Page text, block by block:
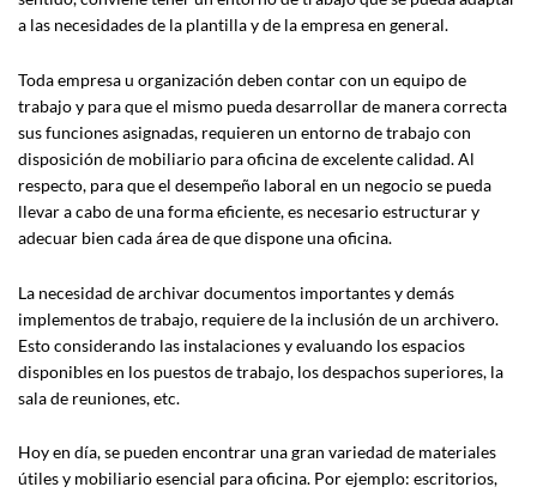
a las necesidades de la plantilla y de la empresa en general.
Toda empresa u organización deben contar con un equipo de
trabajo y para que el mismo pueda desarrollar de manera correcta
sus funciones asignadas, requieren un entorno de trabajo con
disposición de mobiliario para oficina de excelente calidad. Al
respecto, para que el desempeño laboral en un negocio se pueda
llevar a cabo de una forma eficiente, es necesario estructurar y
adecuar bien cada área de que dispone una oficina.
La necesidad de archivar documentos importantes y demás
implementos de trabajo, requiere de la inclusión de un archivero.
Esto considerando las instalaciones y evaluando los espacios
disponibles en los puestos de trabajo, los despachos superiores, la
sala de reuniones, etc.
Hoy en día, se pueden encontrar una gran variedad de materiales
útiles y mobiliario esencial para oficina. Por ejemplo: escritorios,